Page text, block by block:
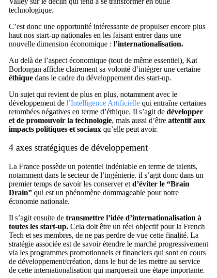
technologique.
C’est donc une opportunité intéressante de propulser encore plus
haut nos start-up nationales en les faisant entrer dans une
nouvelle dimension économique : l’internationalisation.
Au delà de l’aspect économique (tout de même essentiel), Kat
Borlongan affiche clairement sa volonté d’intégrer une certaine
éthique dans le cadre du développement des start-up.
Un sujet qui revient de plus en plus, notamment avec le
développement de l’Intelligence Artificielle qui entraîne certaines
retombées négatives en terme d’éthique. Il s’agit de développer
et de promouvoir la technologie, mais aussi d’être attentif aux
impacts politiques et sociaux qu’elle peut avoir.
4 axes stratégiques de développement
La France possède un potentiel indéniable en terme de talents,
notamment dans le secteur de l’ingénierie. il s’agit donc dans un
premier temps de savoir les conserver et d’éviter le “Brain
Drain” qui est un phénomène dommageable pour notre
économie nationale.
Il s’agit ensuite de transmettre l’idée d’internationalisation à
toutes les start-up. Cela doit être un réel objectif pour la French
Tech et ses membres, de ne pas perdre de vue cette finalité. La
stratégie associée est de savoir étendre le marché progressivement
via les programmes promotionnels et financiers qui sont en cours
de développement/création, dans le but de les mettre au service
de cette internationalisation qui marquerait une étape importante.